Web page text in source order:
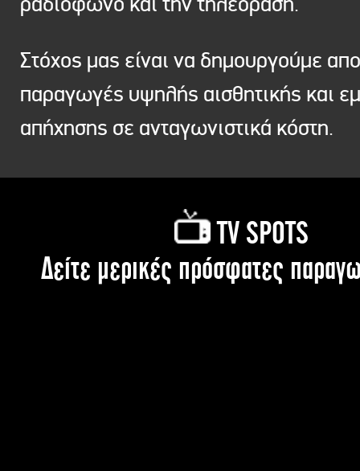
Στόχος μας είναι να δημουργούμε
παραγωγές υψηλής αισθητικής και
απήχησης σε ανταγωνιστικά κόστη.
TV SPOTS
Δείτε μερικές πρόσφατες